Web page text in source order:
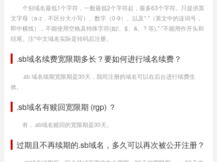
个别域名最低1个字符，一般最低2个字符起，最多63个字符。只提供英
文字母（a-z，不区分大小写）、数字（0-9）、以及"-"（英文中的连词号，
即中横线），不能使用空格及特殊字符(如!、$、&、? 等),"-"不能用作开头和
结尾。注*中文域名实际是转码后注册。
.sb域名续费宽限期多长？要如何进行域名续费？
.sb 域名续期宽限期是30天，我司注册的域名可以在后台进行续费生
效。
.sb域名有赎回宽限期 (rgp) ？
有，.sb域名赎回的宽限期是30天。
过期且不再续期的.sb域名，多久可以再次被公开注册？